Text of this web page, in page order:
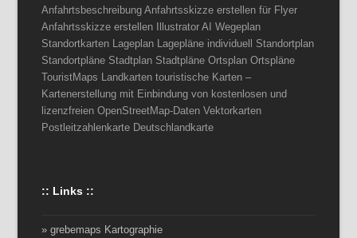
Anfahrtsbeschreibung Anfahrtsskizze erstellen für Flyer
Anfahrtsskizze erstellen Illustrator AI Wegeplan
Standortkarten Lageplan Lagepläne individuell Standortplan
Standortpläne Stadtplan Stadtpläne Ortsplan Ortspläne
TouristMaps Landkarten touristische Karten –
Kartenerstellung mit Einbindung von kostenlosen und
lizenzfreien OpenStreetMap-Daten Vektorkarten
Postleitzahlenkarte Deutschlandkarte
:: Links ::
» grebemaps Kartographie